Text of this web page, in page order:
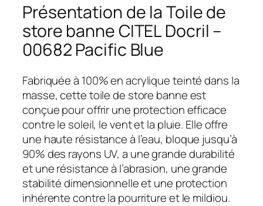
Présentation de la Toile de
store banne CITEL Docril –
00682 Pacific Blue
Fabriquée à 100% en acrylique teinté dans la
masse, cette toile de store banne est
conçue pour offrir une protection efficace
contre le soleil, le vent et la pluie. Elle offre
une haute résistance à l’eau, bloque jusqu’à
90% des rayons UV, a une grande durabilité
et une résistance à l’abrasion, une grande
stabilité dimensionnelle et une protection
inhérente contre la pourriture et le mildiou.